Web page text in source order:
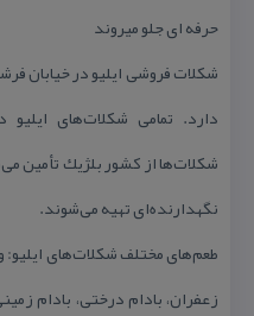
حرفه ای جلو میروند
شكلات فروشی ایلیو در خیابان
دارد. تمامی شكلات‌های
شكلات‌ها از كشور بلژیك تأمین
نگهدارنده‌ای تهیه می‌شوند.
طعم‌های مختلف شكلات‌های ایلیو:
زعفران، بادام درختی، بادام